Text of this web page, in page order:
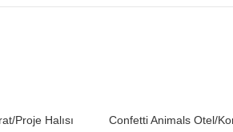
Proje Halısı Confetti Animals Otel/